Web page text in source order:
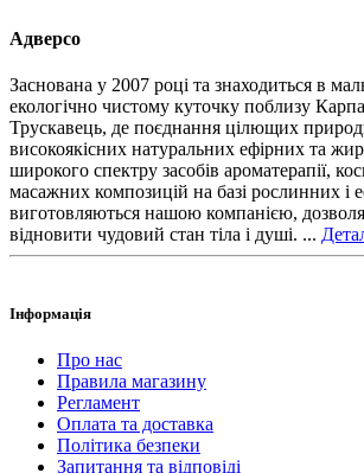
Адверсо
Заснована у 2007 році та знаходиться в
екологічно чистому куточку поблизу
Трускавець, де поєднання цілющих
високоякісних натуральних ефірних та
широкого спектру засобів ароматерапії,
масажних композицій на базі рослинних і
виготовляються нашою компанією,
відновити чудовий стан тіла і душі. ...
Інформація
Про нас
Правила магазину
Регламент
Оплата та доставка
Політика безпеки
Запитання та відповіді